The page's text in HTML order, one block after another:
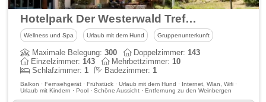
Hotelpark Der Westerwald Treff - Ehlscheid GmbH
Wellness und Spa Urlaub mit dem Hund Gruppenunterkunft
Maximale Belegung:300 Doppelzimmer:143
Einzelzimmer:143 Mehrbettzimmer:10
Schlafzimmer:1 Badezimmer:1
Balkon · Fernsehgerät · Frühstück · Urlaub mit dem Hund · Internet, Wlan, Wifi ·
Urlaub mit Kindern · Pool · Schöne Aussicht · Entfernung zu den Weinbergen